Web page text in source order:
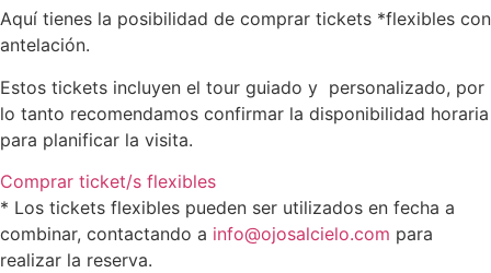
Aquí tienes la posibilidad de comprar tickets *flexibles con
antelación.
Estos tickets incluyen el tour guiado y personalizado, por
lo tanto recomendamos confirmar la disponibilidad horaria
para planificar la visita.
Comprar ticket/s flexibles
* Los tickets flexibles pueden ser utilizados en fecha a
combinar, contactando a info@ojosalcielo.com para
realizar la reserva.